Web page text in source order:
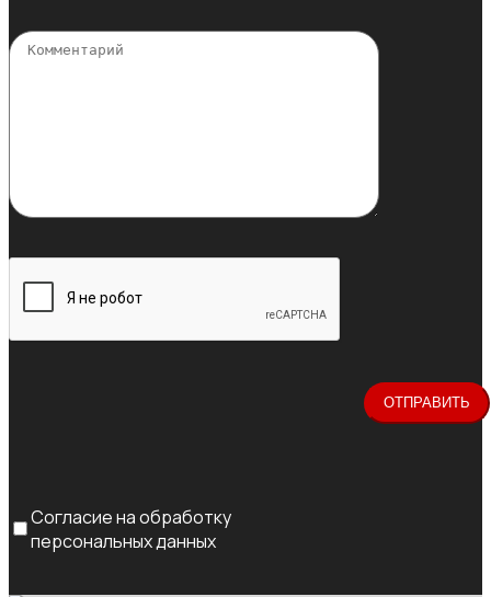
Согласие на обработку
персональных данных